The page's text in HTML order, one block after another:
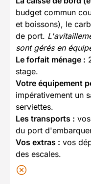
budget commun
et boissons), le
de port.
sont gérés en
Le forfait ménage :
stage.
Votre équipement
impérativement un
serviettes.
Les transports :
du port
Vos extras : vos
des escales.